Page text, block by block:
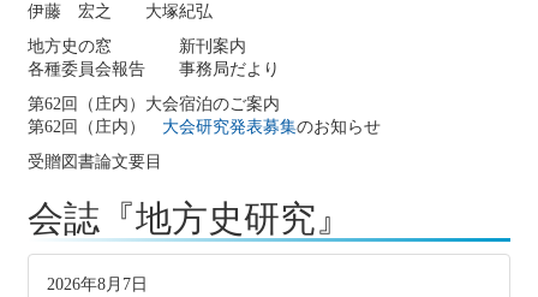
伊藤 宏之 大塚紀弘
地方史の窓 新刊案内
各種委員会報告 事務局だより
第62回（庄内）大会宿泊のご案内
第62回（庄内） 大会研究発表募集のお知らせ
受贈図書論文要目
会誌『地方史研究』
2026年8月7日